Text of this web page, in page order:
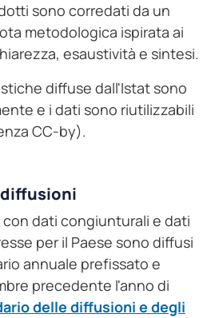
sono corredati da un
metodologica ispirata ai
esaustività e sintesi.
diffuse dall'Istat sono
e i dati sono riutilizzabili
CC-by).
dati congiunturali e dati
per il Paese sono diffusi
annuale prefissato e
precedente l'anno di
delle diffusioni e degli